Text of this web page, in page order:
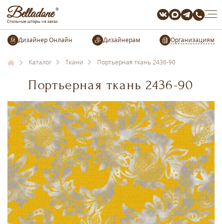
Организациям
Каталог Ткани Портьерная ткань 2436-90
Портьерная ткань 2436-90